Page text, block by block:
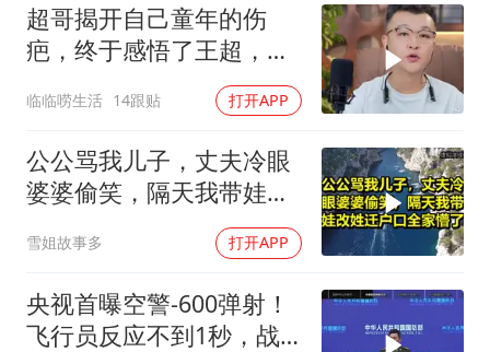
“空调24小时开着更省电”不实
“不建议大家买深色蛋糕”
985博士后被曝在妻子孕期出轨后续
公司“上四休三”但要降薪1000元
如何把百年大党建设得更加坚强有力？
超哥揭开自己童年的伤
疤，终于感悟了王超，他
决定接妈妈回来养老
临临唠生活 14跟贴 打开APP
公公骂我儿子，丈夫冷眼
婆婆偷笑，隔天我带娃改
姓迁户口全家懵了！
雪姐故事多 打开APP
央视首曝空警-600弹射！
飞行员反应不到1秒，战